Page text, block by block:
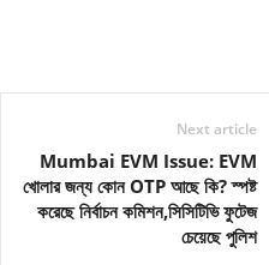
Next article
Mumbai EVM Issue: EVM
খোলার জন্য কোন OTP আছে কি? স্পষ্ট
করেছে নির্বাচন কমিশন,সিসিটিভি ফুটেজ
চেয়েছে পুলিশ